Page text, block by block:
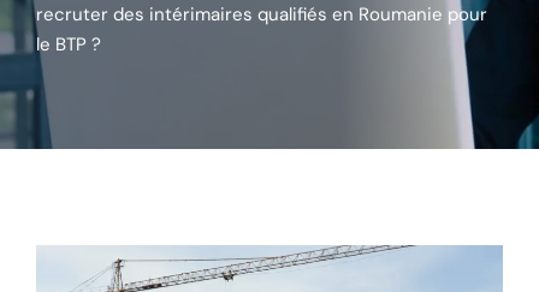
recruter des intérimaires qualifiés en Roumanie pour
le BTP ?